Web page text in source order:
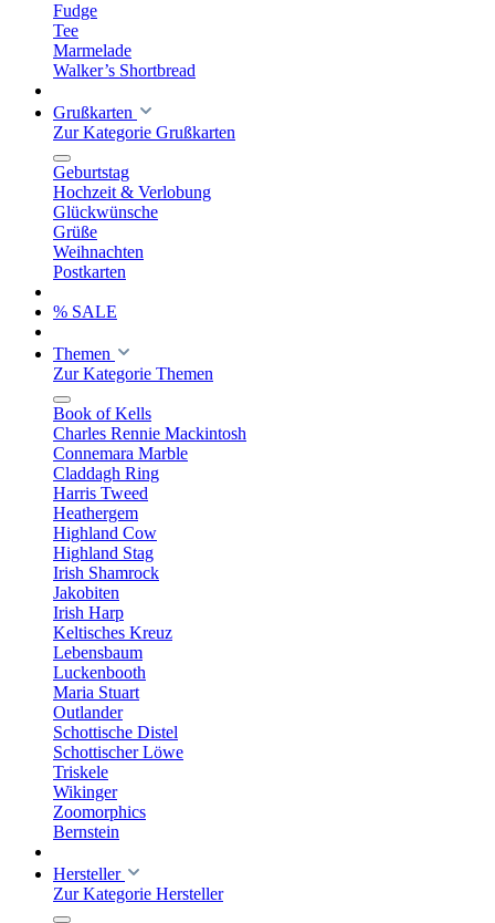
Fudge
Tee
Marmelade
Walker’s Shortbread
Grußkarten
Zur Kategorie Grußkarten
Geburtstag
Hochzeit & Verlobung
Glückwünsche
Grüße
Weihnachten
Postkarten
% SALE
Themen
Zur Kategorie Themen
Book of Kells
Charles Rennie Mackintosh
Connemara Marble
Claddagh Ring
Harris Tweed
Heathergem
Highland Cow
Highland Stag
Irish Shamrock
Jakobiten
Irish Harp
Keltisches Kreuz
Lebensbaum
Luckenbooth
Maria Stuart
Outlander
Schottische Distel
Schottischer Löwe
Triskele
Wikinger
Zoomorphics
Bernstein
Hersteller
Zur Kategorie Hersteller